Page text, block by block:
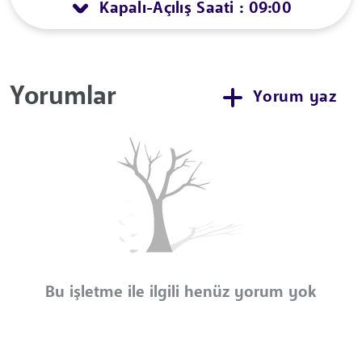
Kapalı-Açılış Saati : 09:00
Yorumlar Yorum yaz
Bu işletme ile ilgili henüz yorum yok